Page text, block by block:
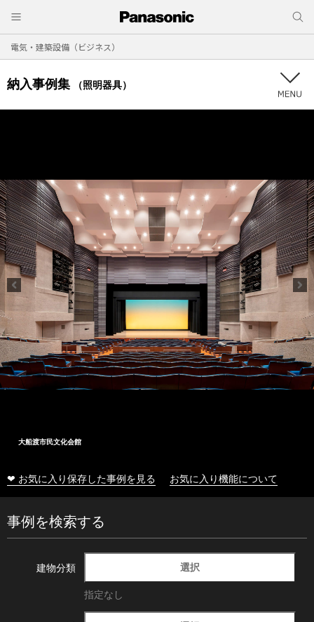
電気・建築設備（ビジネス）
納入事例集 （照明器具）
大船渡市民文化会館
❤ お気に入り保存した事例を見る お気に入り機能について
事例を検索する
建物分類 選択
指定なし